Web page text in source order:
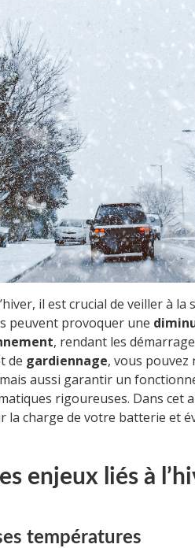
il est crucial de veiller à
peuvent provoquer une
, rendant les
de gardiennage, vous
aussi garantir un
rigoureuses. Dans cet
la charge de votre batterie et
enjeux liés à
températures